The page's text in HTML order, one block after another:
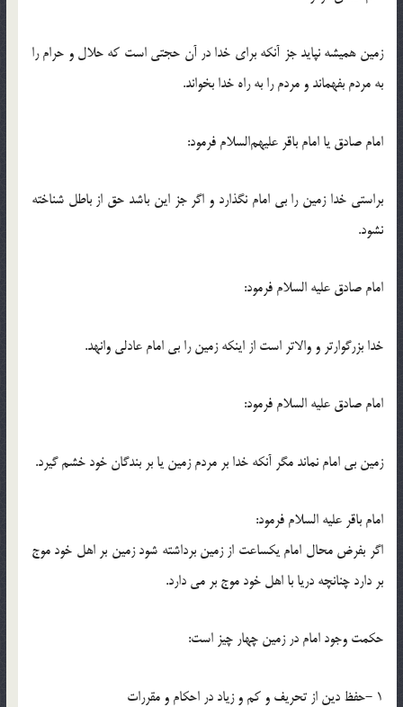
زمین همیشه نپاید جز آنکه برای خدا در آن حجتی است که حلال و حرام را
به مردم بفهماند و مردم را به راه خدا بخواند.
امام صادق یا امام باقر علیهم‌السلام فرمود:
براستی خدا زمین را بی امام نگذارد و اگر جز این باشد حق از باطل شناخته
نشود.
امام صادق علیه السلام فرمود:
خدا بزرگوارتر و والاتر است از اینکه زمین را بی امام عادلی وانهد.
امام صادق علیه السلام فرمود:
زمین بی امام نماند مگر آنکه خدا بر مردم زمین یا بر بندگان خود خشم گیرد.
امام باقر علیه السلام فرمود:
اگر بفرض محال امام یکساعت از زمین برداشته شود زمین بر اهل خود موج
بر دارد چنانچه دریا با اهل خود موج بر می دارد.
حکمت وجود امام در زمین چهار چیز است:
1 -حفظ دین از تحریف و کم و زیاد در احکام و مقررات